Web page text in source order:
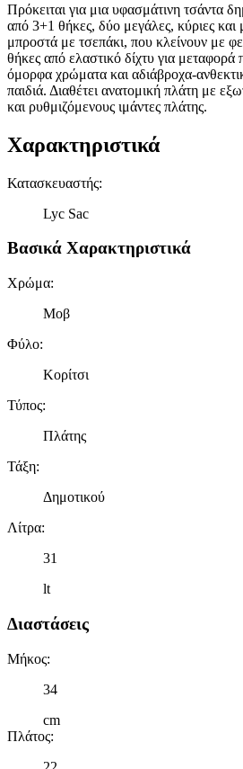
Πρόκειται για μια υφασμάτινη τσάντα
από 3+1 θήκες, δύο μεγάλες, κύριες και
μπροστά με τσεπάκι, που κλείνουν με
θήκες από ελαστικό δίχτυ για μεταφορά
όμορφα χρώματα και αδιάβροχα-
παιδιά. Διαθέτει ανατομική πλάτη με
και ρυθμιζόμενους ιμάντες πλάτης.
Χαρακτηριστικά
Κατασκευαστής:
Lyc Sac
Βασικά Χαρακτηριστικά
Χρώμα:
Μοβ
Φύλο:
Κορίτσι
Τύπος:
Πλάτης
Τάξη:
Δημοτικού
Λίτρα:
31
lt
Διαστάσεις
Μήκος:
34
cm
Πλάτος: